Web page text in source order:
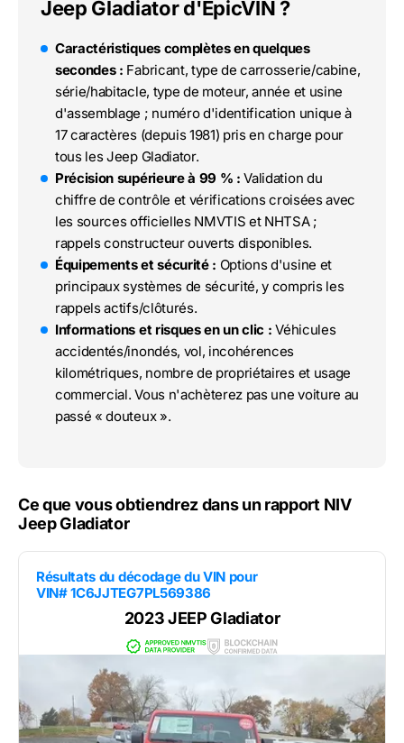
Jeep Gladiator d'EpicVIN ?
Caractéristiques complètes en quelques
secondes : Fabricant, type de carrosserie/cabine,
série/habitacle, type de moteur, année et usine
d'assemblage ; numéro d'identification unique à
17 caractères (depuis 1981) pris en charge pour
tous les Jeep Gladiator.
Précision supérieure à 99 % : Validation du
chiffre de contrôle et vérifications croisées avec
les sources officielles NMVTIS et NHTSA ;
rappels constructeur ouverts disponibles.
Équipements et sécurité : Options d'usine et
principaux systèmes de sécurité, y compris les
rappels actifs/clôturés.
Informations et risques en un clic : Véhicules
accidentés/inondés, vol, incohérences
kilométriques, nombre de propriétaires et usage
commercial. Vous n'achèterez pas une voiture au
passé « douteux ».
Ce que vous obtiendrez dans un rapport NIV
Jeep Gladiator
Résultats du décodage du VIN pour
VIN# 1C6JJTEG7PL569386
2023 JEEP Gladiator